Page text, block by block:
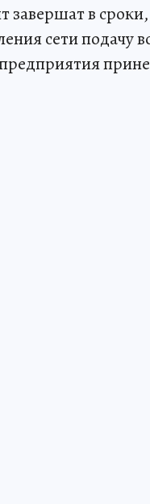
завершат в
сети подачу